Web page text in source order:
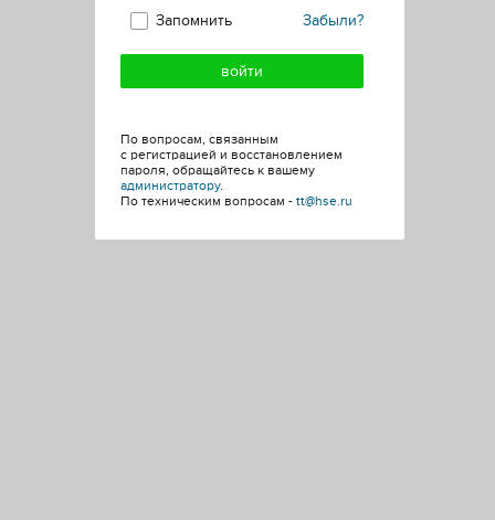
Забыли?
Запомнить
По вопросам, связанным
с регистрацией и восстановлением
пароля, обращайтесь к вашему
администратору.
По техническим вопросам - tt@hse.ru